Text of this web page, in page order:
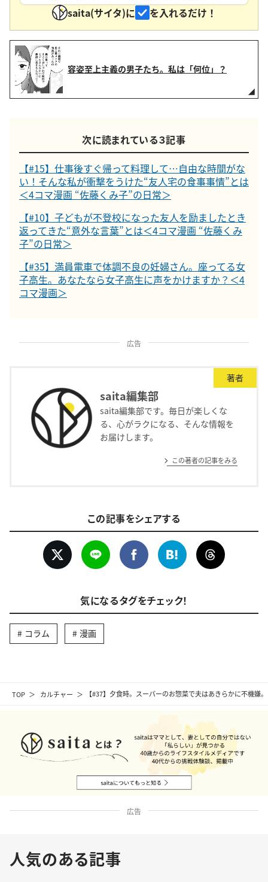
TOP カルチャー 【#37】夕食時。スーパーのお惣菜で夫はあきらかに不機嫌
saita(サイタ)に
を入れるだけ！
容姿至上主義の男子たち。私は「何位」？
次に読まれている３記事
【#15】仕事後すぐ帰って料理して…自由な時間がな
い！そんな私が衝撃をうけた“友人宅の食事事情”とは
＜4コマ漫画 “佐藤くみ子”の日常＞
【#10】子どもが不登校になった友人を励ましたとき
返ってきた“意外な言葉”とは＜4コマ漫画 “佐藤くみ
子”の日常＞
【#35】満員電車で体調不良の妊婦さん。座ってる女
子高生。あなたなら女子高生に声をかけますか？＜4
コマ漫画＞
広告
著者
saita編集部
saita編集部です。毎日が楽しくな
る、心がラクになる、そんな情報を
お届けします。
この著者の記事をみる
この記事をシェアする
気になるタグをチェック！
コラム 漫画
広告
人気のある記事